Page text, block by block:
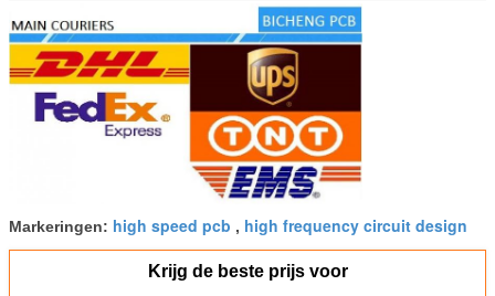
Ipc-650 2.3.5 g/cm3
Specifieke Hitte
Ipc-650 2.4.50 J/g°C
Warmtegeleidingsvermogen
Ipc-650 2.4.50
(X-y) CTE (50 - 150°C) Ipc-650 2.4.41
CTE (z) (50 - 150 °C) Ipc-650 2.4.41 ppm/ºC
ASTM D2240
(Durometer)
-
Ul-94 brandbaarheidsclassificatieUl-94
Markeringen: high speed pcb , high frequency circuit design
Krijg de beste prijs voor